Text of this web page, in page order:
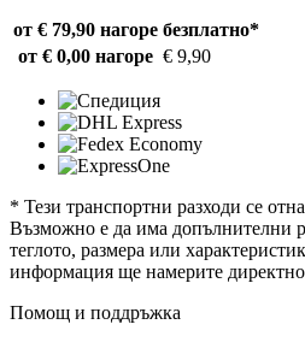
от € 79,90 нагоре безплатно*
от € 0,00 нагоре € 9,90
* Тези транспортни разходи се
Възможно е да има допълнителни
теглото, размера или
информация ще намерите
Помощ и поддръжка